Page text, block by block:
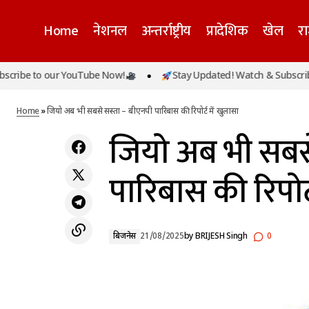
Home नेशनल अन्तर्राष्ट्रीय प्रादेशिक खेल
अखिलेश के समय आत्महत्या को मजबूर होते थे
किसान, 86 लाख किसानों का योगी सरकार ने किया
our YouTube Now! Stay Updated! Watch & Subscribe to
Home»जियो अब भी सबसे सस्ता – बीएनपी पारिबास की रिपोर्ट में खुलासा
जियो अब भी
पारिबास की
बिजनेस 21/08/2025byBRIJESH Singh 0